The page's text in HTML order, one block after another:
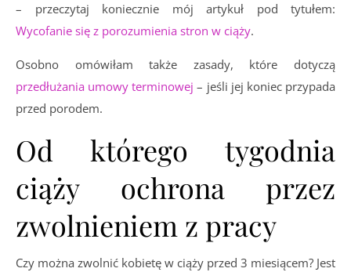
– przeczytaj koniecznie mój artykuł pod tytułem:
Wycofanie się z porozumienia stron w ciąży.
Osobno omówiłam także zasady, które dotyczą
przedłużania umowy terminowej – jeśli jej koniec przypada
przed porodem.
Od którego tygodnia
ciąży ochrona przez
zwolnieniem z pracy
Czy można zwolnić kobietę w ciąży przed 3 miesiącem? Jest